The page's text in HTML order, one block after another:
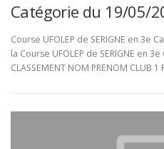
Catégorie du 19/05/
Course UFOLEP de SERIGNE en 3e
la Course UFOLEP de SERIGNE en
CLASSEMENT NOM PRENOM CLUB